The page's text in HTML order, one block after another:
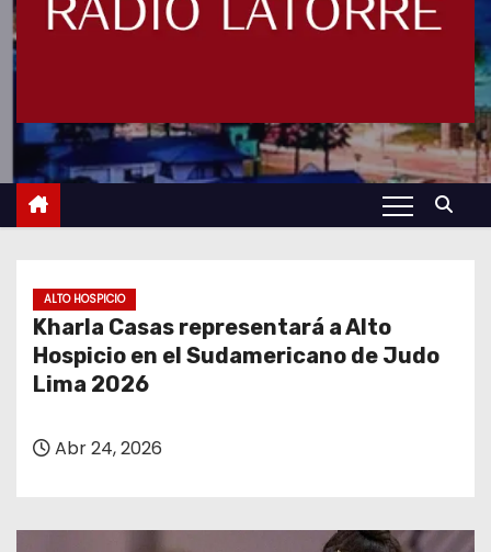
ALTO HOSPICIO
Kharla Casas representará a Alto
Hospicio en el Sudamericano de Judo
Lima 2026
Abr 24, 2026